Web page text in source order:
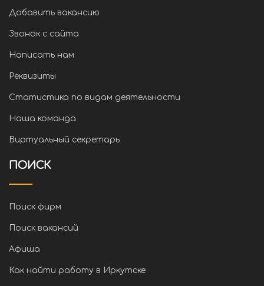
Добавить вакансию
Звонок с сайта
Написать нам
Реквизиты
Статистика по видам деятельности
Наша команда
Виртуальный секретарь
ПОИСК
Поиск фирм
Поиск вакансий
Афиша
Как найти работу в Иркутске